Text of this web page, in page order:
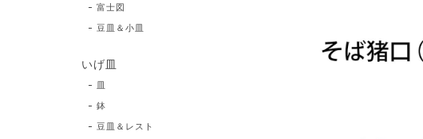
富士図
豆皿＆小皿
いげ皿
皿
鉢
豆皿＆レスト